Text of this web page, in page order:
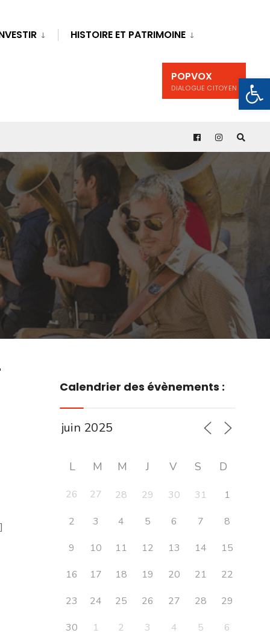
HISTOIRE ET PATRIMOINE
POPVOX
DIALOGUE CITOYEN
Calendrier des évènements :
L M M J V S D
26 27 28 29 30 31
1
2
3 4 5 6 7
8
9
10 11 12 13 14
15
16
17 18 19 20 21
22
23
24 25 26 27 28
29
30
1 2 3 4 5 6